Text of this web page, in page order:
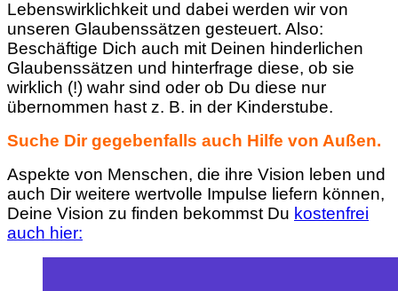
Lebenswirklichkeit und dabei werden wir von
unseren Glaubenssätzen gesteuert. Also:
Beschäftige Dich auch mit Deinen hinderlichen
Glaubenssätzen und hinterfrage diese, ob sie
wirklich (!) wahr sind oder ob Du diese nur
übernommen hast z. B. in der Kinderstube.
Suche Dir gegebenfalls auch Hilfe von Außen.
Aspekte von Menschen, die ihre Vision leben und
auch Dir weitere wertvolle Impulse liefern können,
Deine Vision zu finden bekommst Du kostenfrei
auch hier: